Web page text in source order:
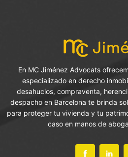
En MC Jiménez Advocats
especializado en derecho
desahucios, compraventa,
despacho en Barcelona te brinda
para proteger tu vivienda y tu
caso en manos de